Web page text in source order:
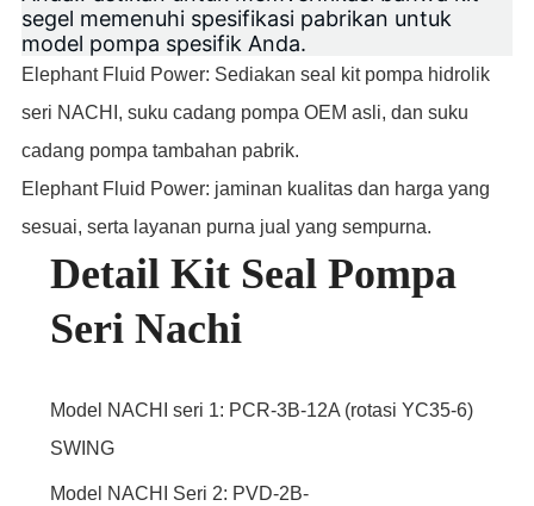
segel memenuhi spesifikasi pabrikan untuk
model pompa spesifik Anda.
Elephant Fluid Power: Sediakan seal kit pompa hidrolik
seri NACHI, suku cadang pompa OEM asli, dan suku
cadang pompa tambahan pabrik.
Elephant Fluid Power: jaminan kualitas dan harga yang
sesuai, serta layanan purna jual yang sempurna.
Detail Kit Seal Pompa
Seri Nachi
Model NACHI seri 1: PCR-3B-12A (rotasi YC35-6)
SWING
Model NACHI Seri 2: PVD-2B-